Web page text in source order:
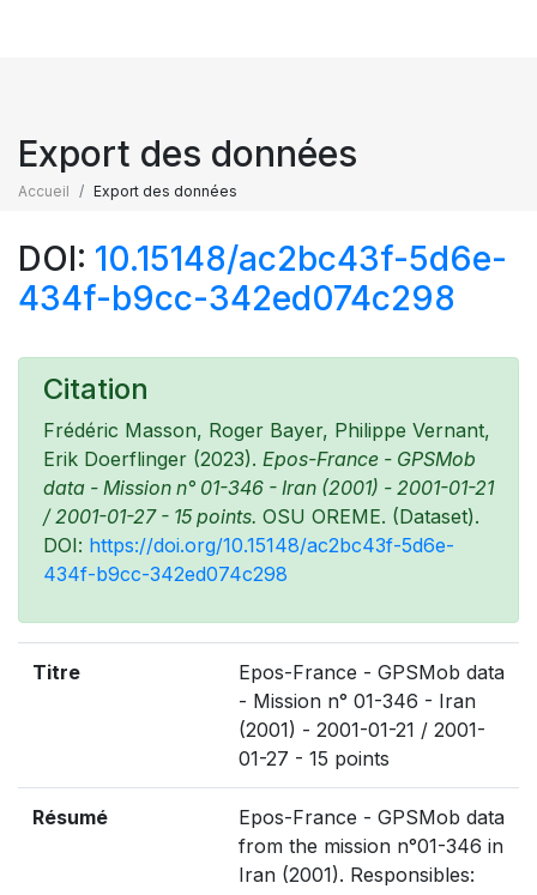
Export des données
Accueil Export des données
DOI: 10.15148/ac2bc43f-5d6e-
434f-b9cc-342ed074c298
Citation
Frédéric Masson, Roger Bayer, Philippe Vernant,
Erik Doerflinger (2023). Epos-France - GPSMob
data - Mission n° 01-346 - Iran (2001) - 2001-01-21
/ 2001-01-27 - 15 points. OSU OREME. (Dataset).
DOI: https://doi.org/10.15148/ac2bc43f-5d6e-
434f-b9cc-342ed074c298
Titre
Epos-France - GPSMob data
- Mission n° 01-346 - Iran
(2001) - 2001-01-21 / 2001-
01-27 - 15 points
Résumé
Epos-France - GPSMob data
from the mission n°01-346 in
Iran (2001). Responsibles: